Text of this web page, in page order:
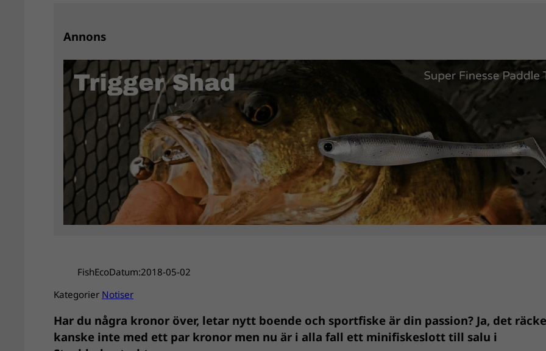
Annons
FishEcoDatum:2018-05-02
Kategorier Notiser
Har du några kronor över, letar nytt boende och sportfiske är din passion? Ja, det
kanske inte med ett par kronor men nu är i alla fall ett minifiskeslott till salu i